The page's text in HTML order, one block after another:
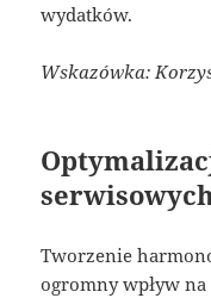
wydatków.
Wskazówka:
Tworzenie
ogromny wpływ